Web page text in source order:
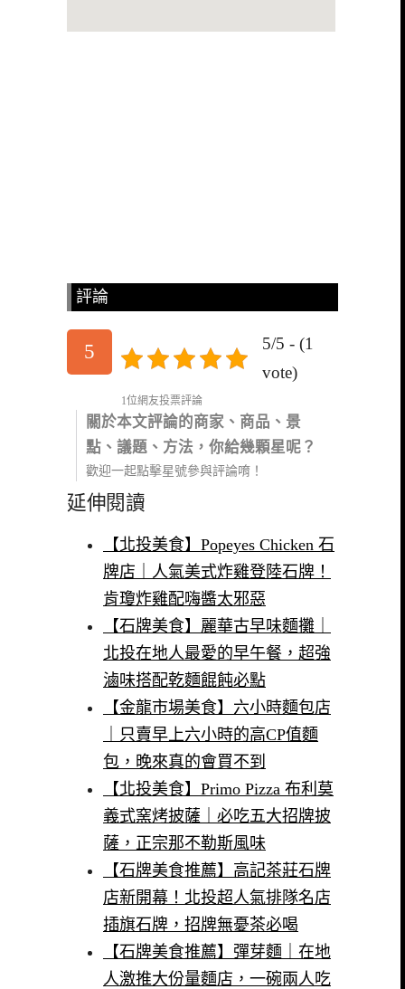
評論
5
5/5 - (1
vote)
1位網友投票評論
關於本文評論的商家、商品、景
點、議題、方法，你給幾顆星呢？
歡迎一起點擊星號參與評論唷！
延伸閱讀
【北投美食】Popeyes Chicken 石
牌店｜人氣美式炸雞登陸石牌！
肯瓊炸雞配嗨醬太邪惡
【石牌美食】麗華古早味麵攤｜
北投在地人最愛的早午餐，超強
滷味搭配乾麵餛飩必點
【金龍市場美食】六小時麵包店
｜只賣早上六小時的高CP值麵
包，晚來真的會買不到
【北投美食】Primo Pizza 布利莫
義式窯烤披薩｜必吃五大招牌披
薩，正宗那不勒斯風味
【石牌美食推薦】高記茶莊石牌
店新開幕！北投超人氣排隊名店
插旗石牌，招牌無憂茶必喝
【石牌美食推薦】彈芽麵｜在地
人激推大份量麵店，一碗兩人吃